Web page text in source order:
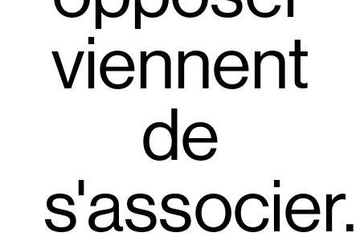
viennent
de
s'associer.